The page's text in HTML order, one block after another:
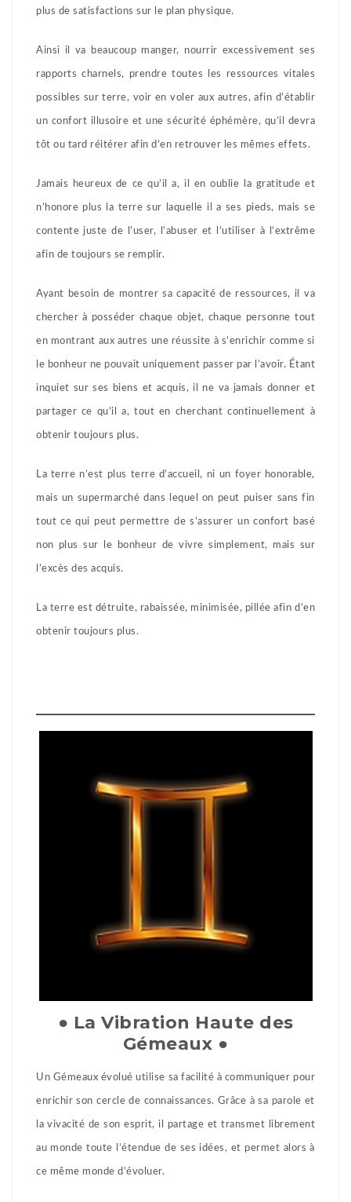
plus de satisfactions sur le plan physique.
Ainsi il va beaucoup manger, nourrir excessivement ses
rapports charnels, prendre toutes les ressources vitales
possibles sur terre, voir en voler aux autres, afin d’établir
un confort illusoire et une sécurité éphémère, qu’il devra
tôt ou tard réitérer afin d’en retrouver les mêmes effets.
Jamais heureux de ce qu’il a, il en oublie la gratitude et
n’honore plus la terre sur laquelle il a ses pieds, mais se
contente juste de l’user, l’abuser et l’utiliser à l’extrême
afin de toujours se remplir.
Ayant besoin de montrer sa capacité de ressources, il va
chercher à posséder chaque objet, chaque personne tout
en montrant aux autres une réussite à s’enrichir comme si
le bonheur ne pouvait uniquement passer par l’avoir. Étant
inquiet sur ses biens et acquis, il ne va jamais donner et
partager ce qu’il a, tout en cherchant continuellement à
obtenir toujours plus.
La terre n’est plus terre d’accueil, ni un foyer honorable,
mais un supermarché dans lequel on peut puiser sans fin
tout ce qui peut permettre de s’assurer un confort basé
non plus sur le bonheur de vivre simplement, mais sur
l’excès des acquis.
La terre est détruite, rabaissée, minimisée, pillée afin d’en
obtenir toujours plus.
● La Vibration Haute des
Gémeaux ●
Un Gémeaux évolué utilise sa facilité à communiquer pour
enrichir son cercle de connaissances. Grâce à sa parole et
la vivacité de son esprit, il partage et transmet librement
au monde toute l’étendue de ses idées, et permet alors à
ce même monde d’évoluer.